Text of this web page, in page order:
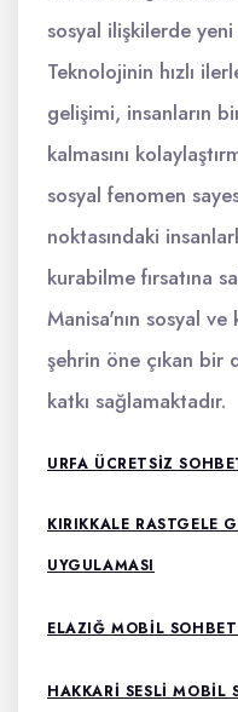
sosyal ilişkilerde yeni
Teknolojinin hızlı
gelişimi, insanların
kalmasını
sosyal fenomen
noktasındaki
kurabilme fırsatına
Manisa'nın sosyal
şehrin öne çıkan bir
katkı sağlamaktadır.
URFA ÜCRETSIZ
KIRIKKALE RASTGELE
UYGULAMASI
ELAZIĞ MOBIL
HAKKARI SESLI MOBIL